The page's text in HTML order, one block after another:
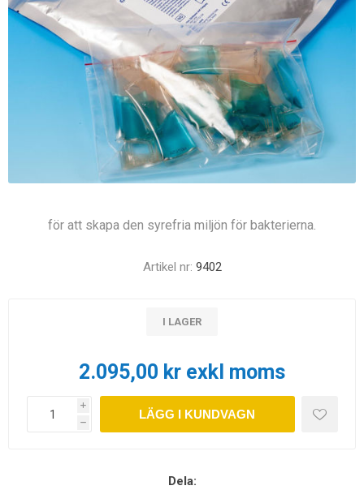
för att skapa den syrefria miljön för bakterierna.
Artikel nr: 9402
I LAGER
2.095,00 kr exkl moms
i
h
LÄGG I KUNDVAGN
Dela: